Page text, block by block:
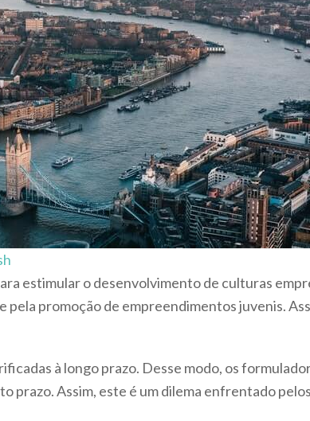
estimular o desenvolvimento de culturas
pela promoção de empreendimentos juvenis.
à longo prazo. Desse modo, os
prazo. Assim, este é um dilema enfrentado